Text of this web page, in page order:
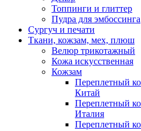
Топпинги и глиттер
Пудра для эмбоссинга
Сургуч и печати
Ткани, кожзам, мех, плюш
Велюр трикотажный
Кожа искусственная
Кожзам
Переплетный
Китай
Переплетный
Италия
Переплетный